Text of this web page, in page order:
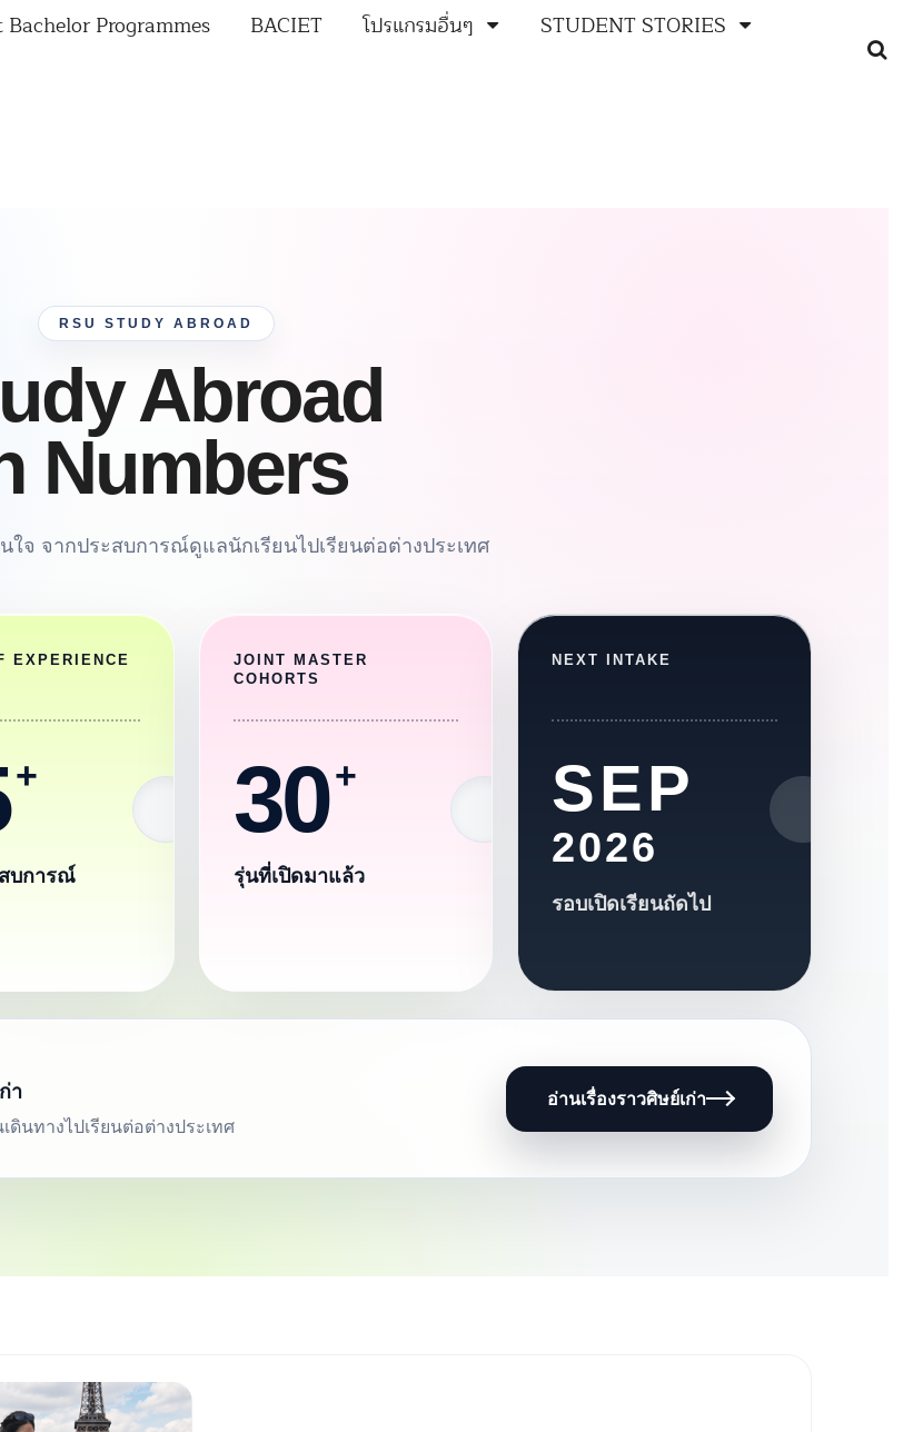
Bachelor Programmes BACIET โปรแกรมอื่นๆ
STUDENT STORIES
RSU STUDY ABROAD
Abroad
Numbers
ใจ จากประสบการณ์ดูแลนักเรียนไปเรียนต่อต่างประเทศ
EXPERIENCE
บการณ์
JOINT MASTER
COHORTS
30
รุ่นที่เปิดมาแล้ว
NEXT INTAKE
SEP
2026
รอบเปิดเรียนถัดไป
า
ดินทางไปเรียนต่อต่างประเทศ
อ่านเรื่องราวศิษย์เก่า